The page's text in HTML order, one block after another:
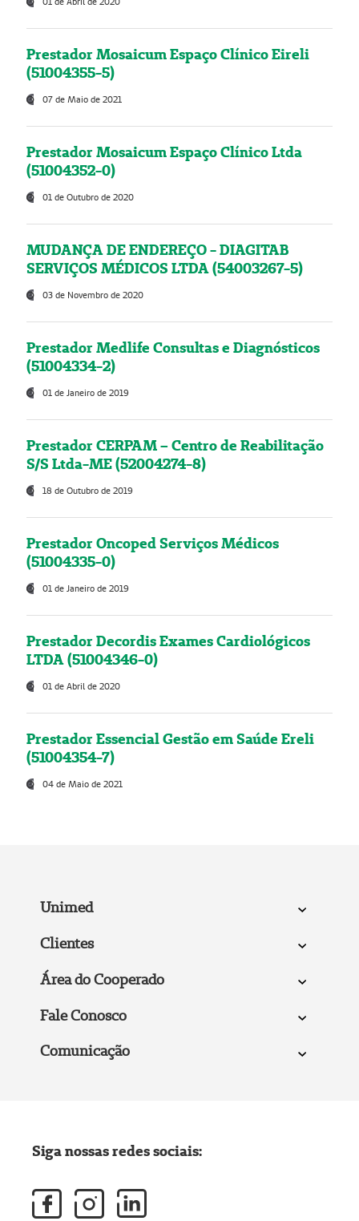
Prestador Mosaicum Espaço Clínico Eireli
(51004355-5)
07 de Maio de 2021
Prestador Mosaicum Espaço Clínico Ltda
(51004352-0)
01 de Outubro de 2020
MUDANÇA DE ENDEREÇO - DIAGITAB
SERVIÇOS MÉDICOS LTDA (54003267-5)
03 de Novembro de 2020
Prestador Medlife Consultas e Diagnósticos
(51004334-2)
01 de Janeiro de 2019
Prestador CERPAM – Centro de Reabilitação
S/S Ltda-ME (52004274-8)
18 de Outubro de 2019
Prestador Oncoped Serviços Médicos
(51004335-0)
01 de Janeiro de 2019
Prestador Decordis Exames Cardiológicos
LTDA (51004346-0)
01 de Abril de 2020
Prestador Essencial Gestão em Saúde Ereli
(51004354-7)
04 de Maio de 2021
Unimed
Clientes
Área do Cooperado
Fale Conosco
Comunicação
Siga nossas redes sociais: